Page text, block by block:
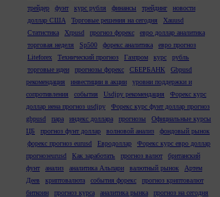
трейдер
фунт курс рубля финансы трейдинг
новости
доллар США
Торговые решения на сегодня
Xauusd
Статистика
Xrpusd прогноз форекс
евро доллар аналитика
торговая неделя
Sp500 форекс аналитика
евро прогноз
Liteforex
Технический прогноз Газпром курс
рубль
торговые идеи
прогнозы форекс СБЕРБАНК
Gbpusd
рекомендация
инвестиции в акции
уровни поддержки и
сопротивления
события Usdjpy рекомендация
Форекс курс
доллар иена прогноз usdjpy
Форекс курс фунт доллар прогноз
gbpusd
пара индекс доллара прогнозы
Официальные курсы
ЦБ
прогноз фунт доллар волновой анализ
фондовый рынок
форекс прогноз eurusd
Евродоллар
Форекс курс евро доллар
прогнозeurusd
Как заработать прогноз валют
британский
фунт
анализ аналитика Альпари валютный рынок
Артем
Деев
криптовалюта события форекс
прогноз криптовалют
биткоин
прогноз курса аналитика рынка
прогноз на сегодня